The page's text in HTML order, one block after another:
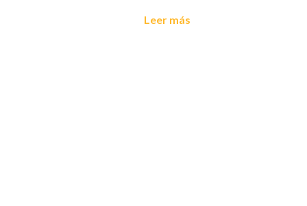
Leer más